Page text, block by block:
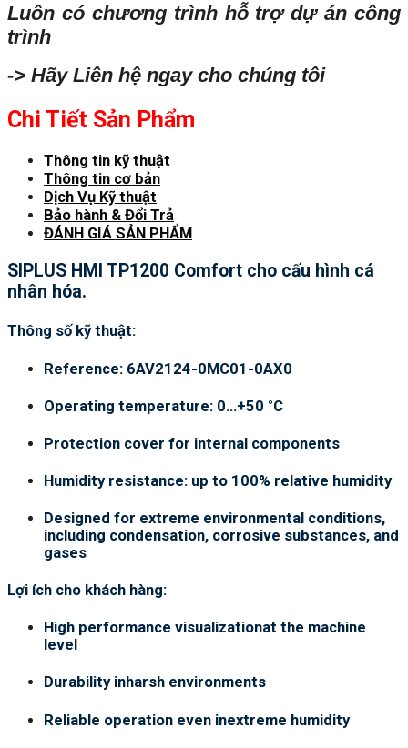
Luôn có chương trình hỗ trợ dự án công
trình
-> Hãy Liên hệ ngay cho chúng tôi
Chi Tiết Sản Phẩm
Thông tin kỹ thuật
Thông tin cơ bản
Dịch Vụ Kỹ thuật
Bảo hành & Đổi Trả
ĐÁNH GIÁ SẢN PHẨM
SIPLUS HMI TP1200 Comfort cho cấu hình cá
nhân hóa.
Thông số kỹ thuật:
Reference: 6AV2124-0MC01-0AX0
Operating temperature: 0…+50 °C
Protection cover for internal components
Humidity resistance: up to 100% relative humidity
Designed for extreme environmental conditions,
including condensation, corrosive substances, and
gases
Lợi ích cho khách hàng:
High performance visualizationat the machine
level
Durability inharsh environments
Reliable operation even inextreme humidity